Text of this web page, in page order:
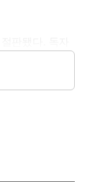
대였던 남성에
에 덥수룩하